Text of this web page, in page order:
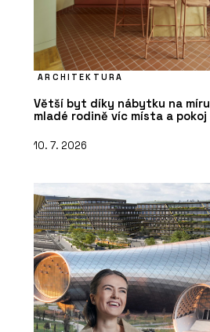
ARCHITEKTURA
Větší byt díky nábytku na
mladé rodině víc místa a
10. 7. 2026